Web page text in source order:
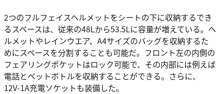
2つのフルフェイスヘルメットをシートの下に収納するでき
るスペースは、従来の48Lから53.5Lに容量が増えている。ヘ
ルメットやレインウエア、A4サイズのバッグを収納するた
めにスペースを分割することも可能だ。フロント左の内側の
フェアリングポケットはロック可能で、その内部には例えば
電話とペットボトルを収納することができる。さらに、
12V-1A充電ソケットも装備した。